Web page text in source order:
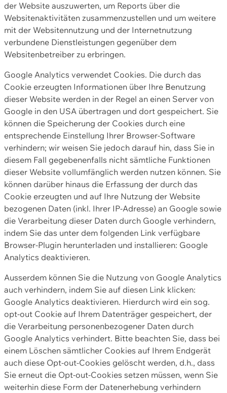
der Website auszuwerten, um Reports über die
Websitenaktivitäten zusammenzustellen und um weitere
mit der Websitennutzung und der Internetnutzung
verbundene Dienstleistungen gegenüber dem
Websitenbetreiber zu erbringen.
Google Analytics verwendet Cookies. Die durch das
Cookie erzeugten Informationen über Ihre Benutzung
dieser Website werden in der Regel an einen Server von
Google in den USA übertragen und dort gespeichert. Sie
können die Speicherung der Cookies durch eine
entsprechende Einstellung Ihrer Browser-Software
verhindern; wir weisen Sie jedoch darauf hin, dass Sie in
diesem Fall gegebenenfalls nicht sämtliche Funktionen
dieser Website vollumfänglich werden nutzen können. Sie
können darüber hinaus die Erfassung der durch das
Cookie erzeugten und auf Ihre Nutzung der Website
bezogenen Daten (inkl. Ihrer IP-Adresse) an Google sowie
die Verarbeitung dieser Daten durch Google verhindern,
indem Sie das unter dem folgenden Link verfügbare
Browser-Plugin herunterladen und installieren: Google
Analytics deaktivieren.
Ausserdem können Sie die Nutzung von Google Analytics
auch verhindern, indem Sie auf diesen Link klicken:
Google Analytics deaktivieren. Hierdurch wird ein sog.
opt-out Cookie auf Ihrem Datenträger gespeichert, der
die Verarbeitung personenbezogener Daten durch
Google Analytics verhindert. Bitte beachten Sie, dass bei
einem Löschen sämtlicher Cookies auf Ihrem Endgerät
auch diese Opt-out-Cookies gelöscht werden, d.h., dass
Sie erneut die Opt-out-Cookies setzen müssen, wenn Sie
weiterhin diese Form der Datenerhebung verhindern